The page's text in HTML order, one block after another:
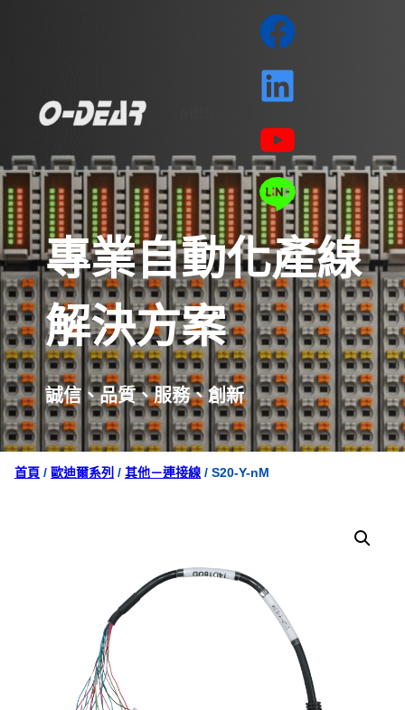
專業自動化產線
解決方案
誠信、品質、服務、創新
首頁 / 歐迪爾系列 / 其他－連接線 / S20-Y-nM